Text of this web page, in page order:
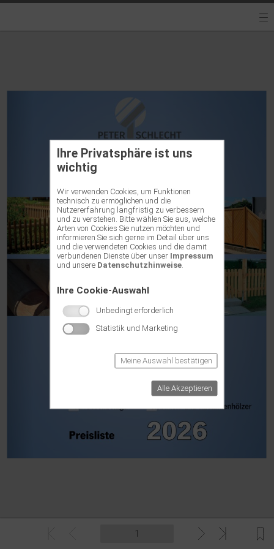
Ihre Privatsphäre ist uns
wichtig
Wir verwenden Cookies, um Funktionen
technisch zu ermöglichen und die
Nutzererfahrung langfristig zu verbessern
und zu verstehen. Bitte wählen Sie aus, welche
Arten von Cookies Sie nutzen möchten und
informieren Sie sich gerne im Detail über uns
und die verwendeten Cookies und die damit
verbundenen Dienste über unser Impressum
und unsere Datenschutzhinweise.
Ihre Cookie-Auswahl
Unbedingt erforderlich
Statistik und Marketing
Meine Auswahl bestätigen
Alle Akzeptieren